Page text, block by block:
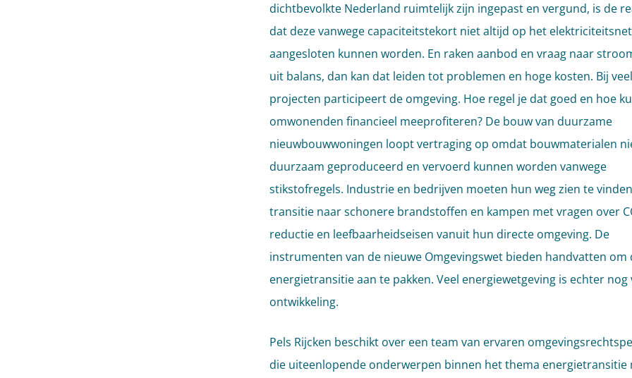
dichtbevolkte Nederland ruimtelijk zijn ingepast en vergund, is de
dat deze vanwege capaciteitstekort niet altijd op het elektriciteitsnet
aangesloten kunnen worden. En raken aanbod en vraag naar
uit balans, dan kan dat leiden tot problemen en hoge kosten. Bij veel
projecten participeert de omgeving. Hoe regel je dat goed en hoe
omwonenden financieel meeprofiteren? De bouw van duurzame
nieuwbouwwoningen loopt vertraging op omdat bouwmaterialen
duurzaam geproduceerd en vervoerd kunnen worden vanwege
stikstofregels. Industrie en bedrijven moeten hun weg zien te
transitie naar schonere brandstoffen en kampen met vragen over
reductie en leefbaarheidseisen vanuit hun directe omgeving. De
instrumenten van de nieuwe Omgevingswet bieden handvatten om
energietransitie aan te pakken. Veel energiewetgeving is echter nog
ontwikkeling.
Pels Rijcken beschikt over een team van ervaren
die uiteenlopende onderwerpen binnen het thema energietransitie